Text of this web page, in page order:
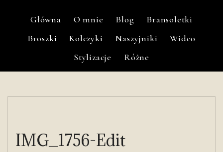
Główna O mnie Blog
Bransoletki
Broszki
Kolczyki Naszyjniki
Wideo
Stylizacje
Różne
IMG_1756-Edit